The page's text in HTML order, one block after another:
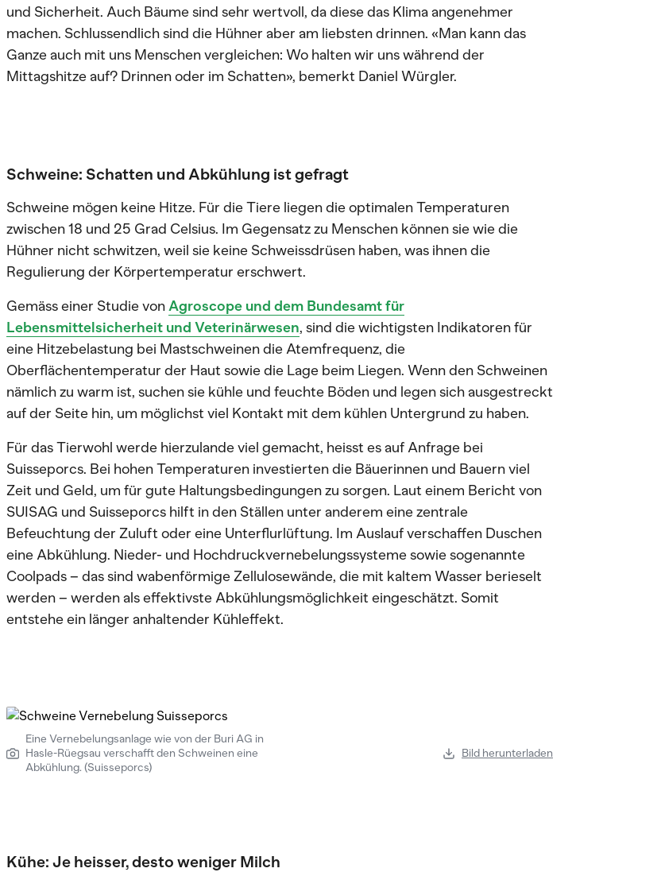
und Sicherheit. Auch Bäume sind sehr wertvoll, da diese das Klima angenehmer
machen. Schlussendlich sind die Hühner aber am liebsten drinnen. «Man kann das
Ganze auch mit uns Menschen vergleichen: Wo halten wir uns während der
Mittagshitze auf? Drinnen oder im Schatten», bemerkt Daniel Würgler.
Schweine: Schatten und Abkühlung ist gefragt
Schweine mögen keine Hitze. Für die Tiere liegen die optimalen Temperaturen
zwischen 18 und 25 Grad Celsius. Im Gegensatz zu Menschen können sie wie die
Hühner nicht schwitzen, weil sie keine Schweissdrüsen haben, was ihnen die
Regulierung der Körpertemperatur erschwert.
Gemäss einer Studie vonAgroscope und dem Bundesamt für
Lebensmittelsicherheit und Veterinärwesen, sind die wichtigsten Indikatoren für
eine Hitzebelastung bei Mastschweinen die Atemfrequenz, die
Oberflächentemperatur der Haut sowie die Lage beim Liegen. Wenn den Schweinen
nämlich zu warm ist, suchen sie kühle und feuchte Böden und legen sich ausgestreckt
auf der Seite hin, um möglichst viel Kontakt mit dem kühlen Untergrund zu haben.
Für das Tierwohl werde hierzulande viel gemacht, heisst es auf Anfrage bei
Suisseporcs. Bei hohen Temperaturen investierten die Bäuerinnen und Bauern viel
Zeit und Geld, um für gute Haltungsbedingungen zu sorgen. Laut einem Bericht von
SUISAG und Suisseporcs hilft in den Ställen unter anderem eine zentrale
Befeuchtung der Zuluft oder eine Unterflurlüftung. Im Auslauf verschaffen Duschen
eine Abkühlung. Nieder- und Hochdruckvernebelungssysteme sowie sogenannte
Coolpads – das sind wabenförmige Zellulosewände, die mit kaltem Wasser berieselt
werden – werden als effektivste Abkühlungsmöglichkeit eingeschätzt. Somit
entstehe ein länger anhaltender Kühleffekt.
Eine Vernebelungsanlage wie von der Buri AG in
Hasle-Rüegsau verschafft den Schweinen eine
Abkühlung. (Suisseporcs)
Bild herunterladen
Kühe: Je heisser, desto weniger Milch